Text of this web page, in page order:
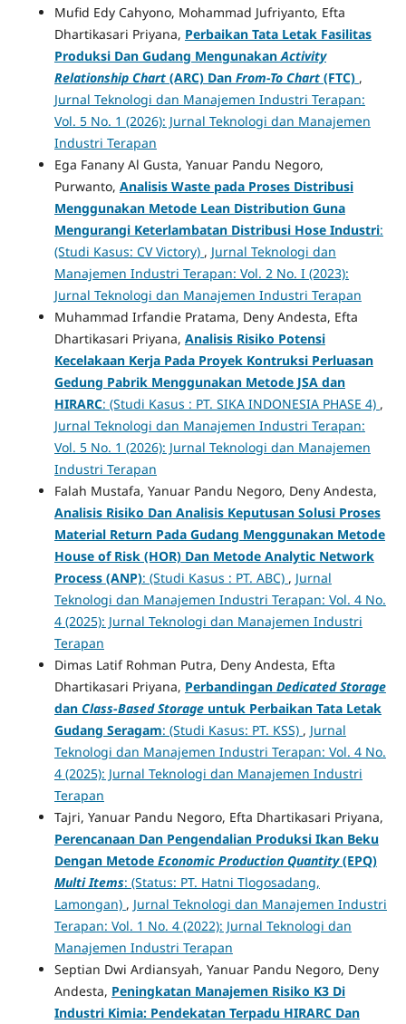
Mufid Edy Cahyono, Mohammad Jufriyanto, Efta
Dhartikasari Priyana, Perbaikan Tata Letak Fasilitas
Produksi Dan Gudang MengunakanActivity
Relationship Chart (ARC) Dan From-To Chart (FTC) ,
Jurnal Teknologi dan Manajemen Industri Terapan:
Vol. 5 No. 1 (2026): Jurnal Teknologi dan Manajemen
Industri Terapan
Ega Fanany Al Gusta, Yanuar Pandu Negoro,
Purwanto, Analisis Waste pada Proses Distribusi
Menggunakan Metode Lean Distribution Guna
Mengurangi Keterlambatan Distribusi Hose Industri:
(Studi Kasus: CV Victory) , Jurnal Teknologi dan
Manajemen Industri Terapan: Vol. 2 No. I (2023):
Jurnal Teknologi dan Manajemen Industri Terapan
Muhammad Irfandie Pratama, Deny Andesta, Efta
Dhartikasari Priyana, Analisis Risiko Potensi
Kecelakaan Kerja Pada Proyek Kontruksi Perluasan
Gedung Pabrik Menggunakan Metode JSA dan
HIRARC: (Studi Kasus : PT. SIKA INDONESIA PHASE 4) ,
Jurnal Teknologi dan Manajemen Industri Terapan:
Vol. 5 No. 1 (2026): Jurnal Teknologi dan Manajemen
Industri Terapan
Falah Mustafa, Yanuar Pandu Negoro, Deny Andesta,
Analisis Risiko Dan Analisis Keputusan Solusi Proses
Material Return Pada Gudang Menggunakan Metode
House of Risk (HOR) Dan Metode Analytic Network
Process (ANP): (Studi Kasus : PT. ABC) , Jurnal
Teknologi dan Manajemen Industri Terapan: Vol. 4 No.
4 (2025): Jurnal Teknologi dan Manajemen Industri
Terapan
Dimas Latif Rohman Putra, Deny Andesta, Efta
Dhartikasari Priyana, Perbandingan Dedicated Storage
dan Class-Based Storageuntuk Perbaikan Tata Letak
Gudang Seragam: (Studi Kasus: PT. KSS) , Jurnal
Teknologi dan Manajemen Industri Terapan: Vol. 4 No.
4 (2025): Jurnal Teknologi dan Manajemen Industri
Terapan
Tajri, Yanuar Pandu Negoro, Efta Dhartikasari Priyana,
Perencanaan Dan Pengendalian Produksi Ikan Beku
Dengan Metode Economic Production Quantity(EPQ)
Multi Items: (Status: PT. Hatni Tlogosadang,
Lamongan) , Jurnal Teknologi dan Manajemen Industri
Terapan: Vol. 1 No. 4 (2022): Jurnal Teknologi dan
Manajemen Industri Terapan
Septian Dwi Ardiansyah, Yanuar Pandu Negoro, Deny
Andesta, Peningkatan Manajemen Risiko K3 Di
Industri Kimia: Pendekatan Terpadu HIRARC Dan